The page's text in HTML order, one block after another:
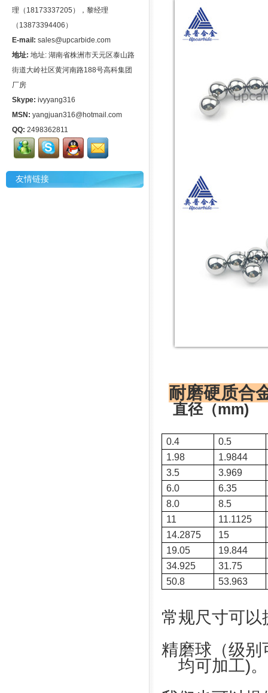
理（18173337205），黎经理
（13873394406）
E-mail: sales@upcarbide.com
地址: 地址: 湖南省株洲市天元区泰山路
街道大岭社区黄河南路188号高科集团
厂房
Skype: ivyyang316
MSN: yangjuan316@hotmail.com
QQ: 2498362811
友情链接
耐磨硬质合
直径（mm)
0.4
0.5
1.98
1.9844
3.5
3.969
6.0
6.35
8.0
8.5
11
11.1125
14.2875
15
19.05
19.844
34.925
31.75
50.8
53.963
常规尺寸可
精磨球（级别
均可加工)。